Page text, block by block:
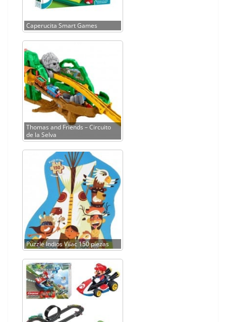
Caperucita Smart Games
Thomas and Friends – Circuito
de la Selva
Puzzle Indios Vilac 150 piezas